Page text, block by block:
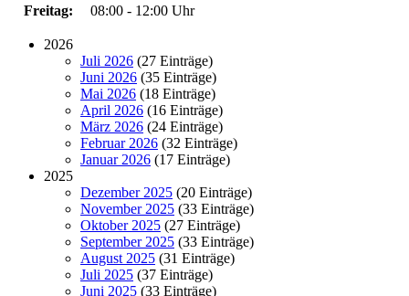
Freitag:
08:00 - 12:00 Uhr
2026
Juli 2026 (27 Einträge)
Juni 2026 (35 Einträge)
Mai 2026 (18 Einträge)
April 2026 (16 Einträge)
März 2026 (24 Einträge)
Februar 2026 (32 Einträge)
Januar 2026 (17 Einträge)
2025
Dezember 2025 (20 Einträge)
November 2025 (33 Einträge)
Oktober 2025 (27 Einträge)
September 2025 (33 Einträge)
August 2025 (31 Einträge)
Juli 2025 (37 Einträge)
Juni 2025 (33 Einträge)